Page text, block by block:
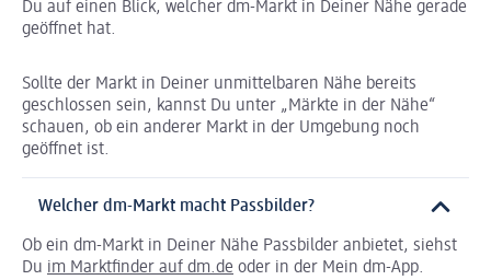
Du auf einen Blick, welcher dm-Markt in Deiner Nähe gerade
geöffnet hat.
Sollte der Markt in Deiner unmittelbaren Nähe bereits
geschlossen sein, kannst Du unter „Märkte in der Nähe“
schauen, ob ein anderer Markt in der Umgebung noch
geöffnet ist.
Welcher dm-Markt macht Passbilder?
Ob ein dm-Markt in Deiner Nähe Passbilder anbietet, siehst
Du im Marktfinder auf dm.de oder in der Mein dm-App.